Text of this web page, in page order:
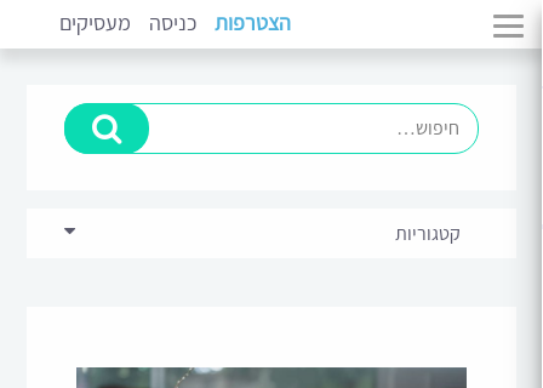
הצטרפות כניסה מעסיקים
קטגוריות